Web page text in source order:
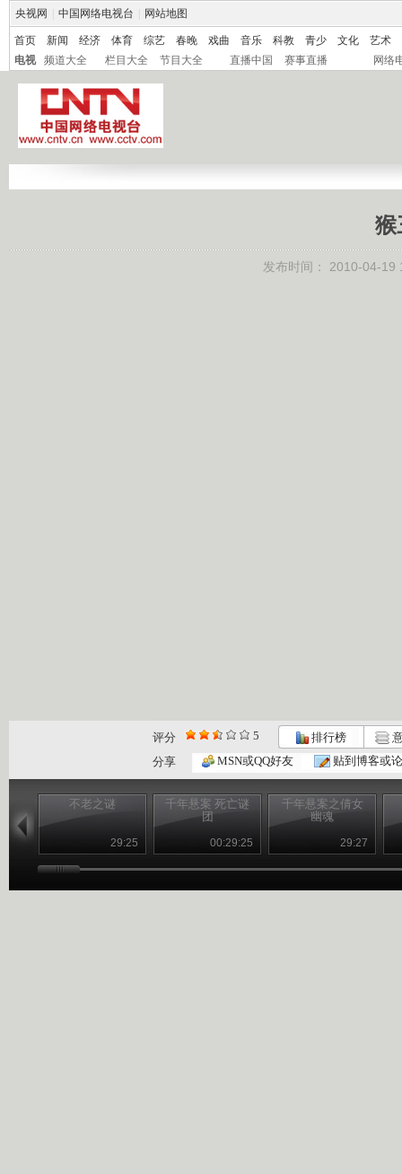
央视网 中国网络电视台 网站地图
首页 新闻 经济 体育 综艺 春晚 戏曲 音乐 科教 青少 文化
艺术
电视
频道大全 栏目大全 节目大全 直播中国 赛事直播 网络
猴
发布时间： 2010-04-19
评分 5 排行榜
分享
MSN或QQ好友 贴到博客或
不老之谜
29:25
千年悬案 死亡谜
团
00:29:25
千年悬案之倩女
幽魂
29:27